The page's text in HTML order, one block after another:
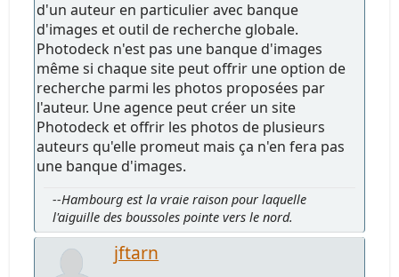
d'un auteur en particulier avec banque
d'images et outil de recherche globale.
Photodeck n'est pas une banque d'images
même si chaque site peut offrir une option de
recherche parmi les photos proposées par
l'auteur. Une agence peut créer un site
Photodeck et offrir les photos de plusieurs
auteurs qu'elle promeut mais ça n'en fera pas
une banque d'images.
--Hambourg est la vraie raison pour laquelle
l'aiguille des boussoles pointe vers le nord.
jftarn